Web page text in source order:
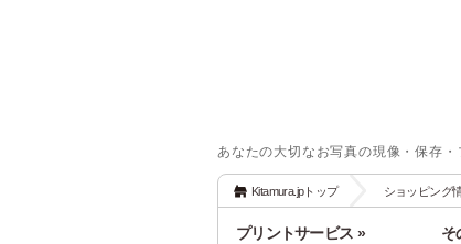
あなたの大切なお写真の現像・保存
Kitamura.jpトップ ショッピング
プリントサービス » そ